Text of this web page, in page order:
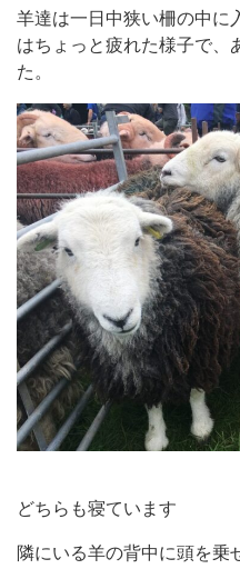
羊達は一日中狭い柵の中に
はちょっと疲れた様子で、
た。
どちらも寝ています
隣にいる羊の背中に頭を乗